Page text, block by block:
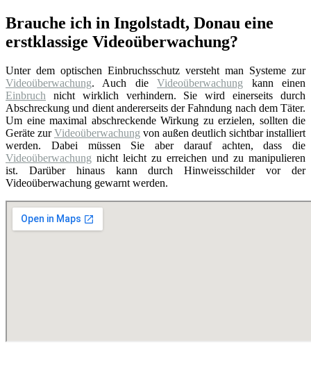
Brauche ich in Ingolstadt, Donau eine
erstklassige Videoüberwachung?
Unter dem optischen Einbruchsschutz versteht man Systeme zur
Videoüberwachung. Auch dieVideoüberwachung kann einen
Einbruch nicht wirklich verhindern. Sie wird einerseits durch
Abschreckung und dient andererseits der Fahndung nach dem Täter.
Um eine maximal abschreckende Wirkung zu erzielen, sollten die
Geräte zurVideoüberwachung von außen deutlich sichtbar installiert
werden. Dabei müssen Sie aber darauf achten, dass die
Videoüberwachung nicht leicht zu erreichen und zu manipulieren
ist. Darüber hinaus kann durch Hinweisschilder vor der
Videoüberwachung gewarnt werden.